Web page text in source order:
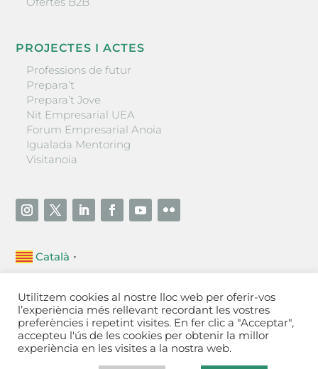
PROJECTES I ACTES
Professions de futur
Prepara’t
Prepara’t Jove
Nit Empresarial UEA
Forum Empresarial Anoia
Igualada Mentoring
Visitanoia
Català ▼
Unió Empresarial de l’Anoia (UEA)
Ctra. de Manresa, 131, 08700 – Igualada(Barcelona)
Tel 93 805 22 92
Contactar
Utilitzem cookies al nostre lloc web per oferir-vos
l’experiència més rellevant recordant les vostres
preferències i repetint visites. En fer clic a "Acceptar",
accepteu l'ús de les cookies per obtenir la millor
experiència en les visites a la nostra web.